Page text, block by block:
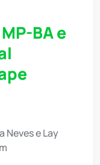
BA e
Neves e Lay